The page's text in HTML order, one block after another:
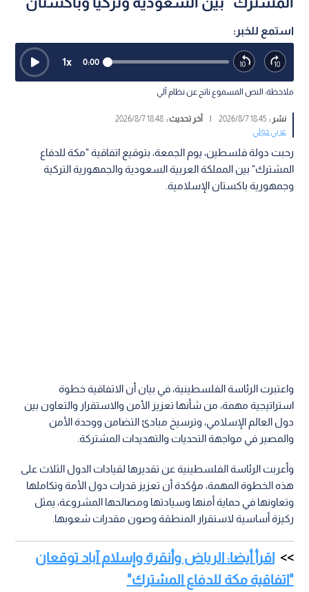
استمع للخبر:
0:00
1x
ملاحظة: النص المسموع ناتج عن نظام آلي
نشر :18:45 2026/8/7
| آخر تحديث :18:48 2026/8/7
عربي دولي
رحبت دولة فلسطين، يوم الجمعة، بتوقيع اتفاقية "مكة للدفاع
المشترك" بين المملكة العربية السعودية والجمهورية التركية
وجمهورية باكستان الإسلامية.
واعتبرت الرئاسة الفلسطينية، في بيان أن الاتفاقية خطوة
استراتيجية مهمة، من شأنها تعزيز الأمن والاستقرار والتعاون بين
دول العالم الإسلامي، وترسيخ مبادئ التضامن ووحدة الأمن
والمصير في مواجهة التحديات والتهديدات المشتركة.
وأعربت الرئاسة الفلسطينية عن تقديرها لقيادات الدول الثلاث على
هذه الخطوة المهمة، مؤكدة أن تعزيز قدرات دول الأمة وتكاملها
وتعاونها في حماية أمنها وسيادتها ومصالحها المشروعة، يمثل
ركيزة أساسية لاستقرار المنطقة وصون مقدرات شعوبها.
اقرأ أيضا: الرياض وأنقرة وإسلام آباد توقعان
"اتفاقية مكة للدفاع المشترك"